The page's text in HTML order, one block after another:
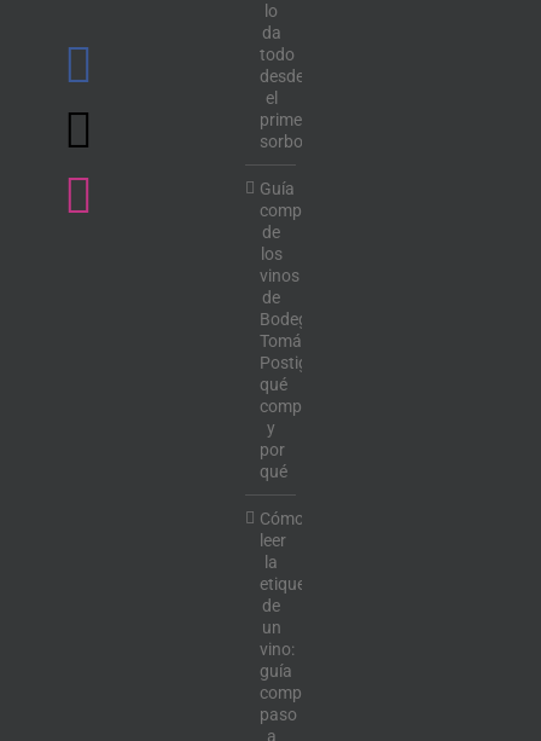
lo
da
todo
desde
el
primer
sorbo
Guía
completa
de
los
vinos
de
Bodega
Tomás
Postigo:
qué
comprar
y
por
qué
Cómo
leer
la
etiqueta
de
un
vino:
guía
completa
paso
a